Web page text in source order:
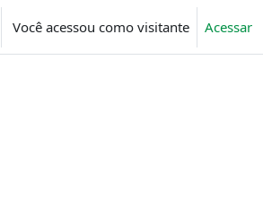
Você acessou como visitante Acessar